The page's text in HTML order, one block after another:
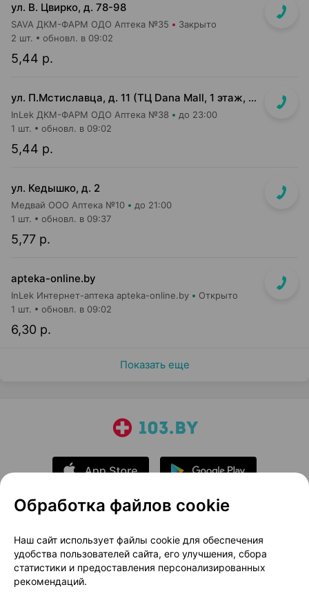
ул. В. Цвирко, д. 78-98
SAVA ДКМ-ФАРМ ОДО Аптека №35 Закрыто
5,44 р.
2 шт. обновл. в 09:02
ул. П.Мстиславца, д. 11 (ТЦ Dana Mall, 1 этаж, вход напротив инфоцентра м-на Green)
InLek ДКМ-ФАРМ ОДО Аптека №38 до 23:00
5,44 р.
1 шт. обновл. в 09:02
ул. Кедышко, д. 2
Медвай ООО Аптека №10 до 21:00
5,77 р.
1 шт. обновл. в 09:37
apteka-online.by
InLek Интернет-аптека apteka-online.by Открыто
6,30 р.
1 шт. обновл. в 09:02
Показать еще
О проекте
Новости проекта
Размещение рекламы
Медицинский маркетинг
Публичный договор
Доставка
Обработка файлов cookie
Наш сайт использует файлы cookie для обеспечения
удобства пользователей сайта, его улучшения, сбора
статистики и предоставления персонализированных
рекомендаций.